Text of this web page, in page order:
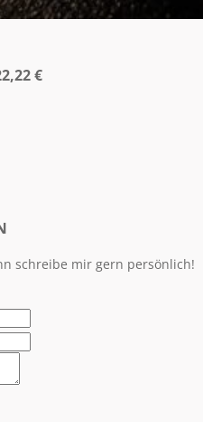
€
schreibe mir gern persönlich!